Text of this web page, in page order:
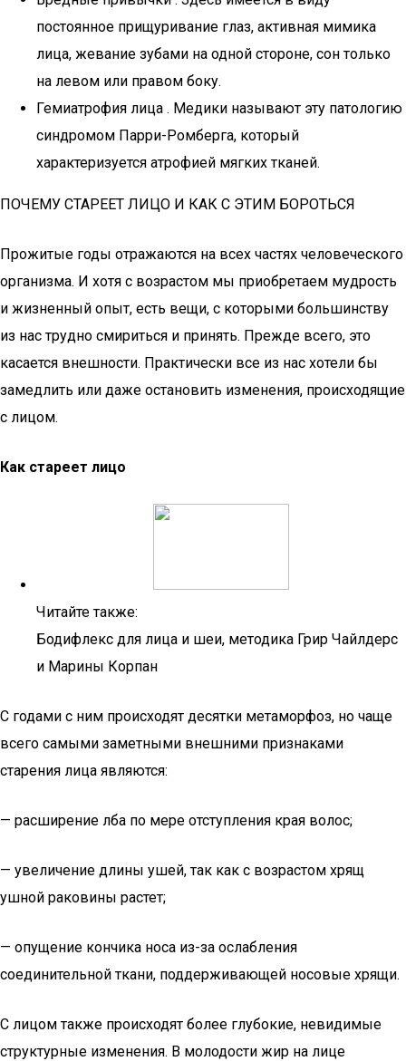
постоянное прищуривание глаз, активная мимика
лица, жевание зубами на одной стороне, сон только
на левом или правом боку.
Гемиатрофия лица . Медики называют эту патологию
синдромом Парри-Ромберга, который
характеризуется атрофией мягких тканей.
ПОЧЕМУ СТАРЕЕТ ЛИЦО И КАК С ЭТИМ БОРОТЬСЯ
Прожитые годы отражаются на всех частях человеческого
организма. И хотя с возрастом мы приобретаем мудрость
и жизненный опыт, есть вещи, с которыми большинству
из нас трудно смириться и принять. Прежде всего, это
касается внешности. Практически все из нас хотели бы
замедлить или даже остановить изменения, происходящие
с лицом.
Как стареет лицо
Читайте также:
Бодифлекс для лица и шеи, методика Грир Чайлдерс
и Марины Корпан
С годами с ним происходят десятки метаморфоз, но чаще
всего самыми заметными внешними признаками
старения лица являются:
— расширение лба по мере отступления края волос;
— увеличение длины ушей, так как с возрастом хрящ
ушной раковины растет;
— опущение кончика носа из-за ослабления
соединительной ткани, поддерживающей носовые хрящи.
С лицом также происходят более глубокие, невидимые
структурные изменения. В молодости жир на лице